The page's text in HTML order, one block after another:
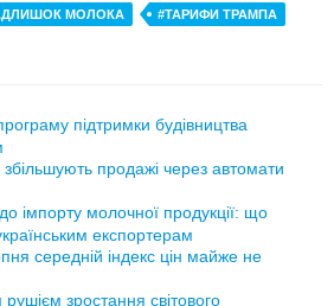
МОЛОКА
#ТАРИФИ ТРАМПА
підтримки будівництва
продажі через автомати
імпорту молочної продукції: що
експортерам
середній індекс цін майже не
зростання світового